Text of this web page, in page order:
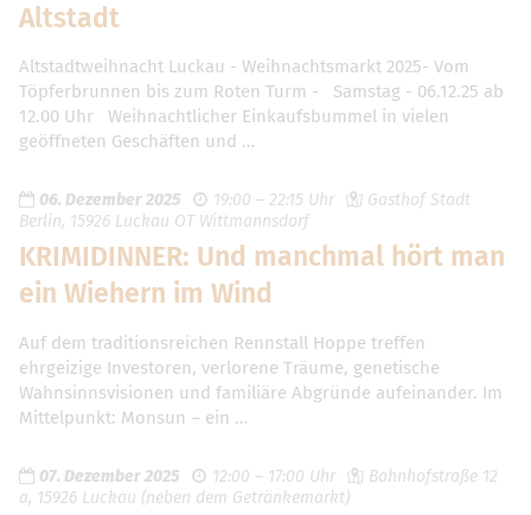
Altstadt
Altstadtweihnacht Luckau - Weihnachtsmarkt 2025- Vom
Töpferbrunnen bis zum Roten Turm - Samstag - 06.12.25 ab
12.00 Uhr Weihnachtlicher Einkaufsbummel in vielen
geöffneten Geschäften und …
06. Dezember 2025 19:00 – 22:15 Uhr
Gasthof Stadt
Berlin, 15926 Luckau OT Wittmannsdorf
KRIMIDINNER: Und manchmal hört man
ein Wiehern im Wind
Auf dem traditionsreichen Rennstall Hoppe treffen
ehrgeizige Investoren, verlorene Träume, genetische
Wahnsinnsvisionen und familiäre Abgründe aufeinander. Im
Mittelpunkt: Monsun – ein …
07. Dezember 2025 12:00 – 17:00 Uhr
Bahnhofstraße 12
a, 15926 Luckau (neben dem Getränkemarkt)